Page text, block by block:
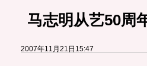
马志明从艺50周
2007年11月21日15:47